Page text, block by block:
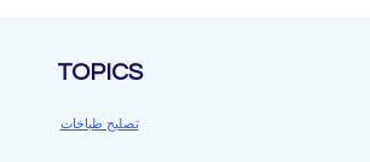
TOPICS
تصليح طباخات